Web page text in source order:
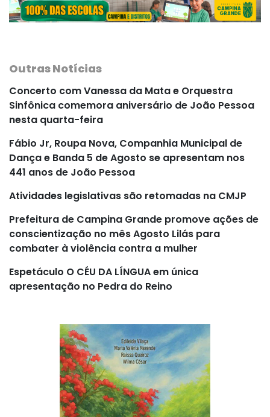
Outras Notícias
Concerto com Vanessa da Mata e Orquestra
Sinfônica comemora aniversário de João Pessoa
nesta quarta-feira
Fábio Jr, Roupa Nova, Companhia Municipal de
Dança e Banda 5 de Agosto se apresentam nos
441 anos de João Pessoa
Atividades legislativas são retomadas na CMJP
Prefeitura de Campina Grande promove ações de
conscientização no mês Agosto Lilás para
combater à violência contra a mulher
Espetáculo O CÉU DA LÍNGUA em única
apresentação no Pedra do Reino